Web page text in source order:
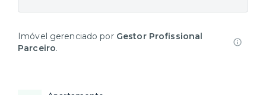
Imóvel gerenciado por Gestor Profissional
Parceiro.